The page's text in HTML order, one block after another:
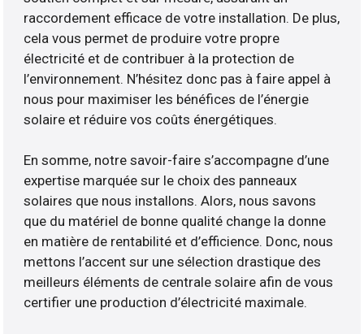
raccordement efficace de votre installation. De plus,
cela vous permet de produire votre propre
électricité et de contribuer à la protection de
l’environnement. N’hésitez donc pas à faire appel à
nous pour maximiser les bénéfices de l’énergie
solaire et réduire vos coûts énergétiques.
En somme, notre savoir-faire s’accompagne d’une
expertise marquée sur le choix des panneaux
solaires que nous installons. Alors, nous savons
que du matériel de bonne qualité change la donne
en matière de rentabilité et d’efficience. Donc, nous
mettons l’accent sur une sélection drastique des
meilleurs éléments de centrale solaire afin de vous
certifier une production d’électricité maximale.